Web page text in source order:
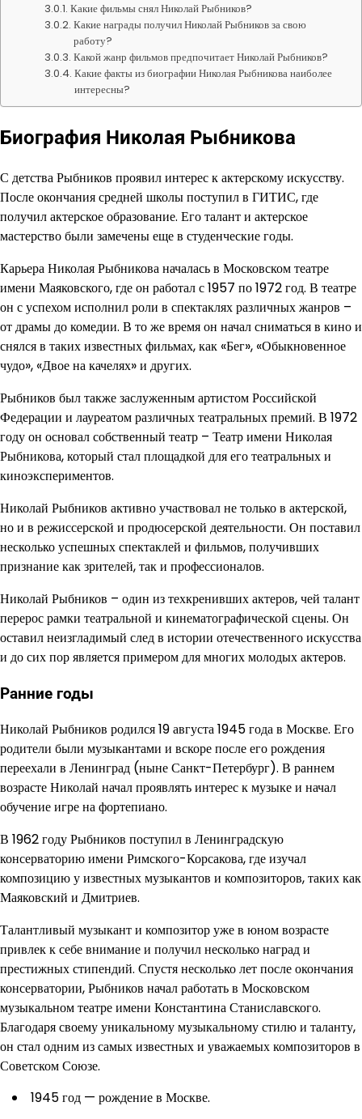
Какие фильмы снял Николай Рыбников?
Какие награды получил Николай Рыбников за свою
работу?
Какой жанр фильмов предпочитает Николай Рыбников?
Какие факты из биографии Николая Рыбникова наиболее
интересны?
Биография Николая Рыбникова
С детства Рыбников проявил интерес к актерскому искусству.
После окончания средней школы поступил в ГИТИС, где
получил актерское образование. Его талант и актерское
мастерство были замечены еще в студенческие годы.
Карьера Николая Рыбникова началась в Московском театре
имени Маяковского, где он работал с 1957 по 1972 год. В театре
он с успехом исполнил роли в спектаклях различных жанров –
от драмы до комедии. В то же время он начал сниматься в кино и
снялся в таких известных фильмах, как «Бег», «Обыкновенное
чудо», «Двое на качелях» и других.
Рыбников был также заслуженным артистом Российской
Федерации и лауреатом различных театральных премий. В 1972
году он основал собственный театр – Театр имени Николая
Рыбникова, который стал площадкой для его театральных и
киноэкспериментов.
Николай Рыбников активно участвовал не только в актерской,
но и в режиссерской и продюсерской деятельности. Он поставил
несколько успешных спектаклей и фильмов, получивших
признание как зрителей, так и профессионалов.
Николай Рыбников – один из техкренивших актеров, чей талант
перерос рамки театральной и кинематографической сцены. Он
оставил неизгладимый след в истории отечественного искусства
и до сих пор является примером для многих молодых актеров.
Ранние годы
Николай Рыбников родился 19 августа 1945 года в Москве. Его
родители были музыкантами и вскоре после его рождения
переехали в Ленинград (ныне Санкт-Петербург). В раннем
возрасте Николай начал проявлять интерес к музыке и начал
обучение игре на фортепиано.
В 1962 году Рыбников поступил в Ленинградскую
консерваторию имени Римского-Корсакова, где изучал
композицию у известных музыкантов и композиторов, таких как
Маяковский и Дмитриев.
Талантливый музыкант и композитор уже в юном возрасте
привлек к себе внимание и получил несколько наград и
престижных стипендий. Спустя несколько лет после окончания
консерватории, Рыбников начал работать в Московском
музыкальном театре имени Константина Станиславского.
Благодаря своему уникальному музыкальному стилю и таланту,
он стал одним из самых известных и уважаемых композиторов в
Советском Союзе.
1945 год — рождение в Москве.